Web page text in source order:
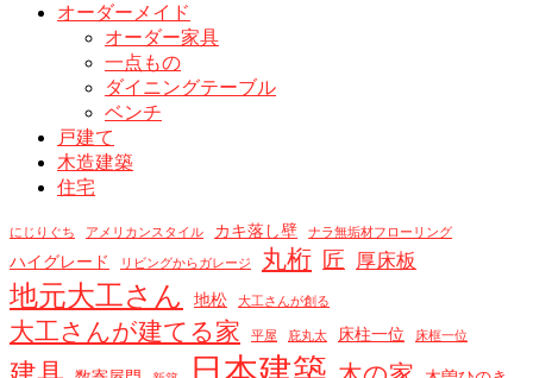
オーダーメイド
オーダー家具
一点もの
ダイニングテーブル
ベンチ
戸建て
木造建築
住宅
にじりぐち アメリカンスタイル カキ落し壁 ナラ無垢材フローリング
ハイグレード リビングからガレージ 丸桁 匠 厚床板
地元大工さん 地松 大工さんが創る
大工さんが建てる家 平屋 庇丸太 床柱一位 床框一位
日本建築